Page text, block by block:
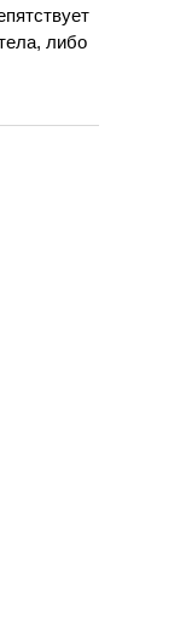
либо